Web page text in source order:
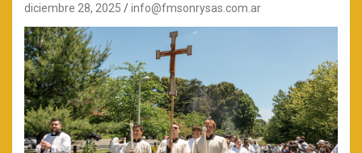
diciembre 28, 2025 info@fmsonrysas.com.ar